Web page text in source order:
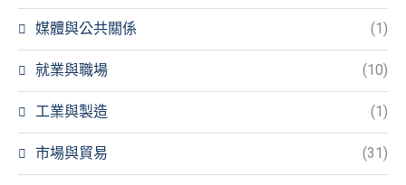
媒體與公共關係 (1)
就業與職場 (10)
工業與製造 (1)
市場與貿易 (31)